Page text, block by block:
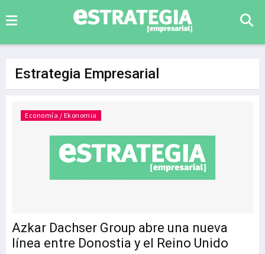
Estrategia Empresarial
Azkar Dachser Group abre una nueva
línea entre Donostia y el Reino Unido
Economía / Ekonomia